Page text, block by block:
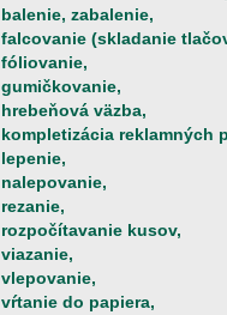
balenie, zabalenie,
falcovanie (skladanie
fóliovanie,
gumičkovanie,
hrebeňová väzba,
kompletizácia reklamných
lepenie,
nalepovanie,
rezanie,
rozpočítavanie kusov,
viazanie,
vlepovanie,
vŕtanie do papiera,